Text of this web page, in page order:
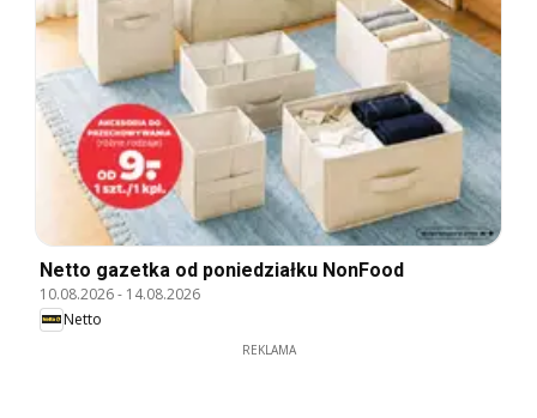
Netto gazetka od poniedziałku NonFood
10.08.2026- 14.08.2026
Netto
REKLAMA